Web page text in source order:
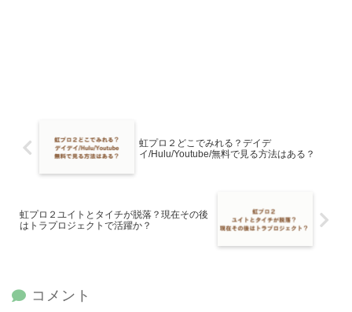
虹プロ２どこでみれる？デイデ
イ/Hulu/Youtube/無料で見る方法はある？
虹プロ２ユイトとタイチが脱落？現在その後
はトラプロジェクトで活躍か？
コメント